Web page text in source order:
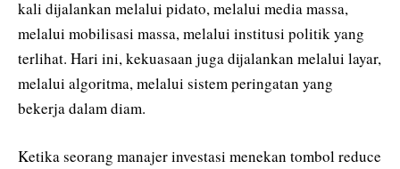
kali dijalankan melalui pidato, melalui media massa,
melalui mobilisasi massa, melalui institusi politik yang
terlihat. Hari ini, kekuasaan juga dijalankan melalui layar,
melalui algoritma, melalui sistem peringatan yang
bekerja dalam diam.
Ketika seorang manajer investasi menekan tombol reduce